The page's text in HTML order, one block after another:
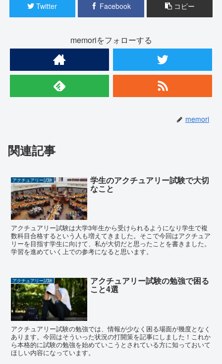
Twitter Facebook コピー
memoriをフォローする
memori
関連記事
アクチュアリー試験 学生のアクチュアリー試験で大切
なこと
アクチュアリー試験は大学3年生から受けられるようになり学生で複
数科目合格するという人も増えてきました。そこで今回はアクチュア
リーを目指す学生に向けて、私が大切だと思ったことを書きました。
学習を進めていく上での参考になると思います。
アクチュアリー試験 アクチュアリー試験の勉強で困る
こと4選
アクチュアリー試験の勉強では、情報が少なく困る場面が幾度となく
あります。今回はそういった状況の打開策を記事にしました！これか
ら本格的に試験の勉強を始めていこうとされている方に知っておいて
ほしい内容になっています。